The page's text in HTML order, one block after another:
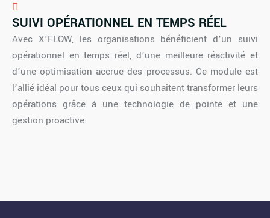
SUIVI OPÉRATIONNEL EN TEMPS RÉEL
Avec X'FLOW, les organisations bénéficient d’un suivi
opérationnel en temps réel, d’une meilleure réactivité et
d’une optimisation accrue des processus. Ce module est
l’allié idéal pour tous ceux qui souhaitent transformer leurs
opérations grâce à une technologie de pointe et une
gestion proactive.